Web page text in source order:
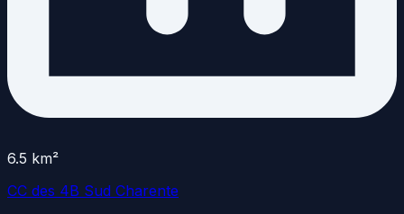
6.5 km²
CC des 4B Sud Charente